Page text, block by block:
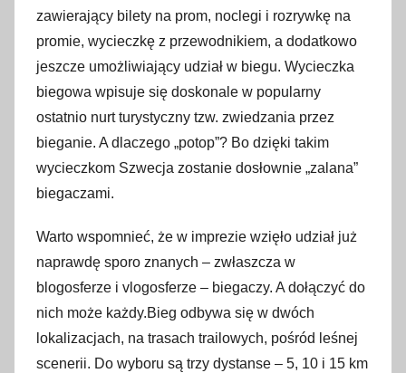
0
1
9
zawierający bilety na prom, noclegi i rozrywkę na
promie, wycieczkę z przewodnikiem, a dodatkowo
jeszcze umożliwiający udział w biegu. Wycieczka
biegowa wpisuje się doskonale w popularny
ostatnio nurt turystyczny tzw. zwiedzania przez
bieganie. A dlaczego „potop”? Bo dzięki takim
wycieczkom Szwecja zostanie dosłownie „zalana”
biegaczami.
Warto wspomnieć, że w imprezie wzięło udział już
naprawdę sporo znanych – zwłaszcza w
blogosferze i vlogosferze – biegaczy. A dołączyć do
nich może każdy.Bieg odbywa się w dwóch
lokalizacjach, na trasach trailowych, pośród leśnej
scenerii. Do wyboru są trzy dystanse – 5, 10 i 15 km